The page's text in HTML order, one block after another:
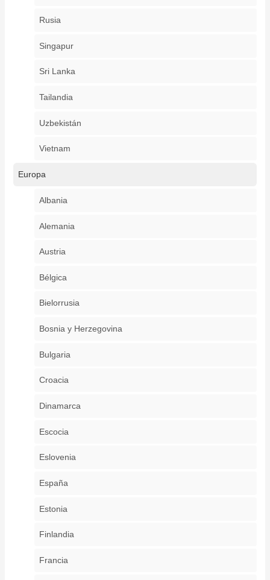
Rusia
Singapur
Sri Lanka
Tailandia
Uzbekistán
Vietnam
Europa
Albania
Alemania
Austria
Bélgica
Bielorrusia
Bosnia y Herzegovina
Bulgaria
Croacia
Dinamarca
Escocia
Eslovenia
España
Estonia
Finlandia
Francia